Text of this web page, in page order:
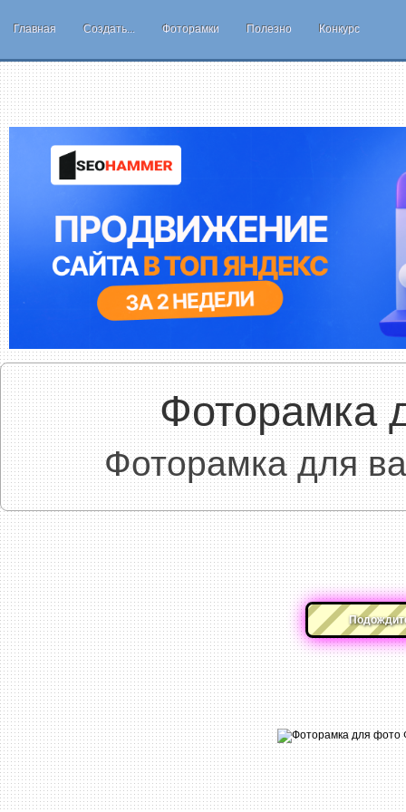
Главная Создать... Фоторамки Полезно Конкурс
Фоторамка
Фоторамка для